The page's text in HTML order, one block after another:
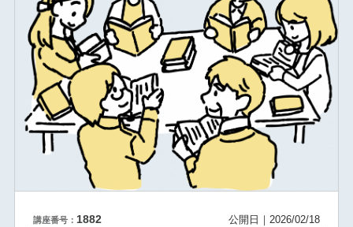
講座番号： 1882 公開日｜2026/02/18